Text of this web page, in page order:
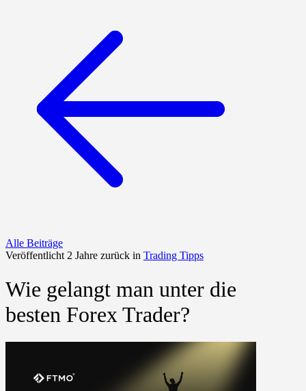
Alle Beiträge
Veröffentlicht 2 Jahre zurück in Trading Tipps
Wie gelangt man unter die
besten Forex Trader?